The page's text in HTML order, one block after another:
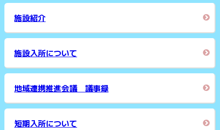
施設紹介
施設入所について
地域連携推進会議 議事録
短期入所について